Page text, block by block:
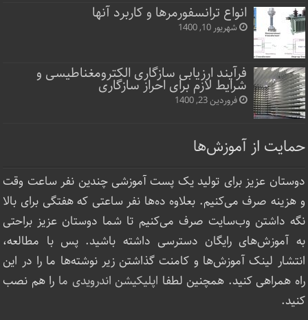
انواع ترانسفورمرها و کاربرد آنها
شهریور 10, 1400
فرآیند ارزیابی سازگاری الکترومغناطیسی و
شرایط لازم برای احراز سازگاری
فروردین 23, 1400
حمایت از آموزش‌ها
دوستان عزیز برای تولید یک پست آموزشی چندین نفر ساعت‌ وقت
و هزینه صرف می‌کنیم. بعلاوه ده‌ها نفر ساعتی که هفتگی برای بالا
نگه داشتن وب‌سایت صرف ‌می‌کنیم تا شما دوستان عزیز براحتی
به آموزش‌های رایگان دسترسی داشته باشید. پس با مطالعه،
انتشار لینک‌ آموزش‌ها و کامنت گذاشتن زیر نوشته‌‌ها ما را در این
راه همراهی کنید. همچنین لطفا اپلیکیشن اندرویدی ما را هم نصب
کنید.